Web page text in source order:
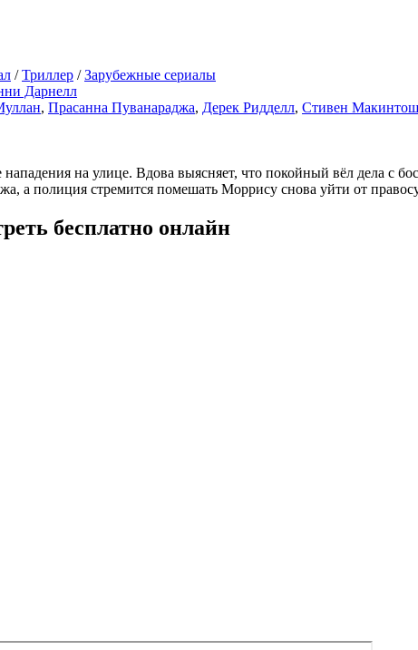
/Триллер /Зарубежные сериалы
Дарнелл
, Прасанна Пуванараджа, Дерек Ридделл, Стивен Макинтош
нападения на улице. Вдова выясняет, что покойный вёл дела
а полиция стремится помешать Моррису снова уйти от
бесплатно онлайн